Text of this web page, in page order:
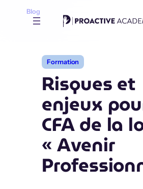
Blog
Formation
Risques et
enjeux
CFA de la
« Avenir